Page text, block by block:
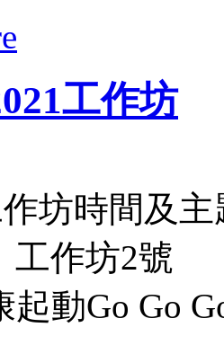
工作坊
坊時間及主
工作坊2號
起動Go Go